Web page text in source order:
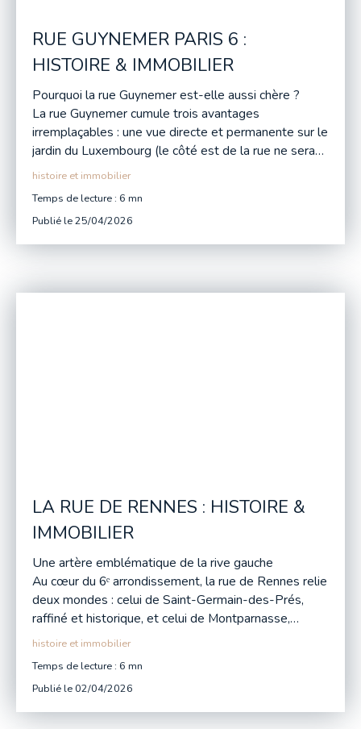
RUE GUYNEMER PARIS 6 :
HISTOIRE & IMMOBILIER
Pourquoi la rue Guynemer est-elle aussi chère ?
La rue Guynemer cumule trois avantages
irremplaçables : une vue directe et permanente sur le
jardin du Luxembourg (le côté est de la rue ne sera
jamais construit), un bâti de grande qualité
histoire et immobilier
Temps de lecture : 6 mn
Publié le 25/04/2026
LA RUE DE RENNES : HISTOIRE &
IMMOBILIER
Une artère emblématique de la rive gauche
Au cœur du 6ᵉ arrondissement, la rue de Rennes relie
deux mondes : celui de Saint-Germain-des-Prés,
raffiné et historique, et celui de Montparnasse,
artistique et moderne. Cette artère large et
Germain jusqu’à la gare Montparnasse, incarne la
vitalité de la rive gauche
histoire et immobilier
Temps de lecture : 6 mn
Publié le 02/04/2026